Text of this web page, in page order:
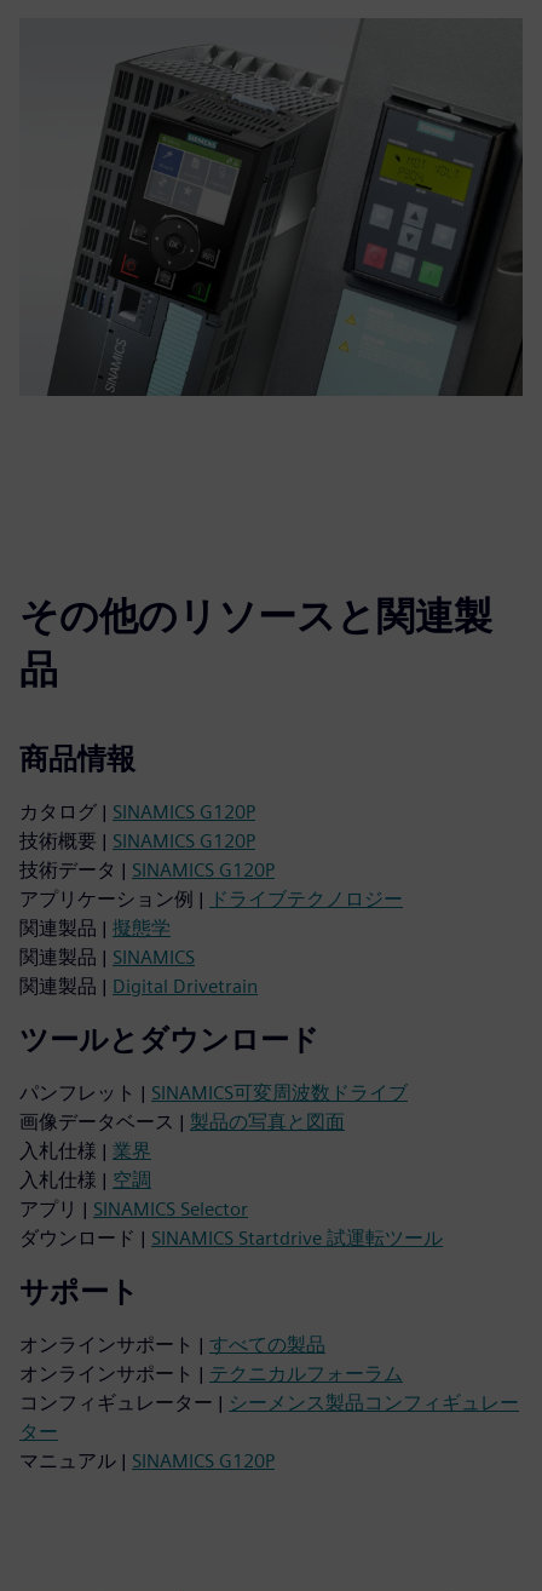
その他のリソースと関連製
品
商品情報
カタログ | SINAMICS G120P
技術概要 | SINAMICS G120P
技術データ | SINAMICS G120P
アプリケーション例 |
ドライブテクノロジー
関連製品 | 擬態学
関連製品 | SINAMICS
関連製品 | Digital Drivetrain
ツールとダウンロード
パンフレット | SINAMICS可変周波数ドライブ
画像データベース | 製品の写真と図面
入札仕様 | 業界
入札仕様 | 空調
アプリ | SINAMICS Selector
ダウンロード | SINAMICS Startdrive 試運転ツール
サポート
オンラインサポート | すべての製品
オンラインサポート | テクニカルフォーラム
コンフィギュレーター | シーメンス製品コンフィギュレー
ター
マニュアル | SINAMICS G120P